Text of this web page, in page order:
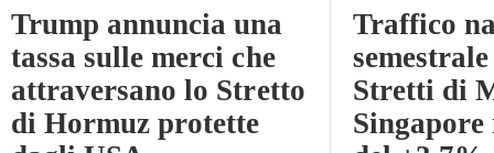
Trump annuncia una
tassa sulle merci che
attraversano lo Stretto
di Hormuz protette
Traffico
Stretti di